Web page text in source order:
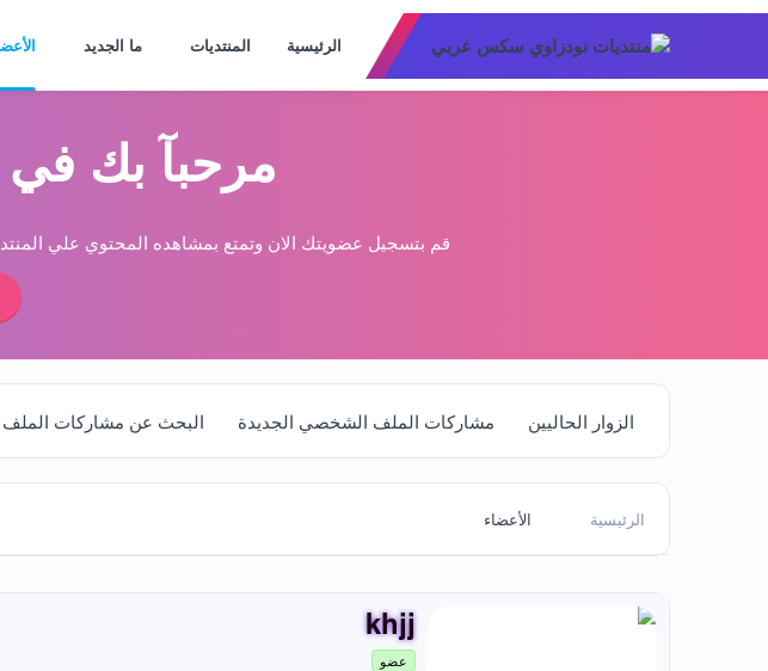
الرئيسية المنتديات ما الجديد
مرحبآ بك في
قم بتسجيل عضويتك الان وتمتع بمشاهده المحتوي علي
الزوار الحاليين مشاركات الملف الشخصي الجديدة البحث عن مشاركات
الرئيسية الأعضاء
khjj
عضو